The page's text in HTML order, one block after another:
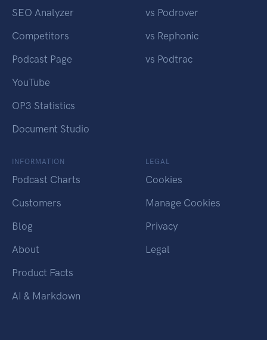
SEO Analyzer
Competitors
Podcast Page
YouTube
OP3 Statistics
Document Studio
vs Podrover
vs Rephonic
vs Podtrac
INFORMATION
Podcast Charts
Customers
Blog
About
Product Facts
AI & Markdown
LEGAL
Cookies
Manage Cookies
Privacy
Legal